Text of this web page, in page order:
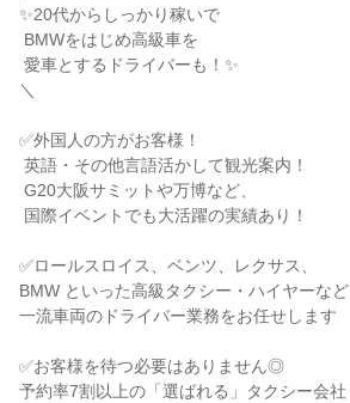
✨20代からしっかり稼いで
＼
✅外国人の方がお客様！
✅ロールスロイス、ベンツ、レクサス、
BMW といった高級タクシー・ハイヤーなど
一流車両のドライバー業務をお任せします
✅お客様を待つ必要はありません◎
予約率7割以上の「選ばれる」タクシー会社